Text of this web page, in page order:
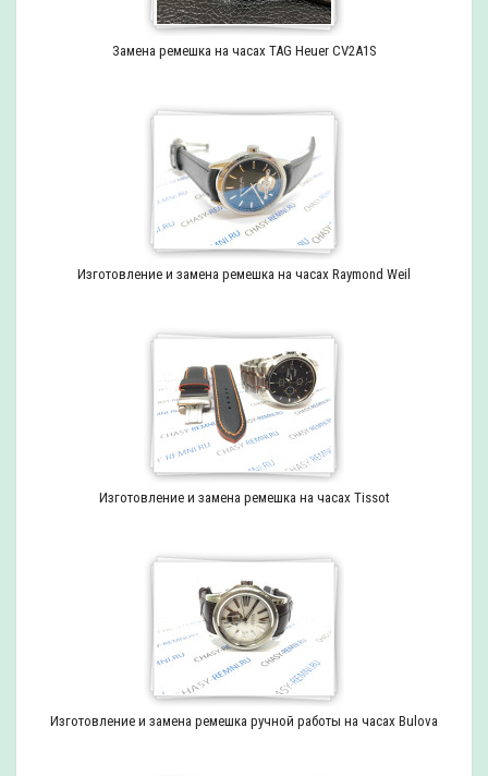
Замена ремешка на часах TAG Heuer CV2A1S
Изготовление и замена ремешка на часах Raymond Weil
Изготовление и замена ремешка на часах Tissot
Изготовление и замена ремешка ручной работы на часах Bulova